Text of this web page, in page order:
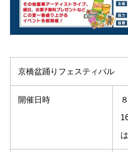
京橋盆踊りフェスティバル
開催日時